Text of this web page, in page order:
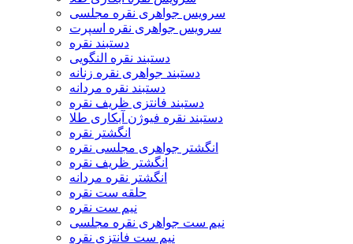
سرویس جواهری نقره مجلسی
سرویس جواهری نقره اسپرت
دستبند نقره
دستبند نقره النگویی
دستبند جواهری نقره زنانه
دستبند نقره مردانه
دستبند فانتزی ظریف نقره
دستبند نقره فیوژن آبکاری طلا
انگشتر نقره
انگشتر جواهری مجلسی نقره
انگشتر ظریف نقره
انگشتر نقره مردانه
حلقه ست نقره
نیم ست نقره
نیم ست جواهری نقره مجلسی
نیم ست فانتزی نقره